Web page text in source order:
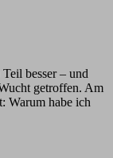
besser – und
getroffen. Am
Warum habe ich